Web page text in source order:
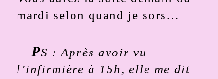
mardi selon quand je sors…
PS : Après avoir vu
l’infirmière à 15h, elle me dit